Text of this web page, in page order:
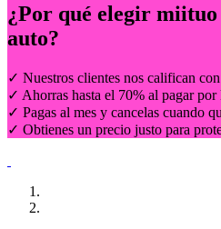
¿Por qué elegir miituo
auto?
✓ Nuestros clientes nos califican
✓ Ahorras hasta el 70% al pagar por
✓ Pagas al mes y cancelas cuando
✓ Obtienes un precio justo para